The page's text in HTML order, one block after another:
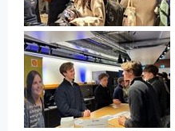
Show larger version